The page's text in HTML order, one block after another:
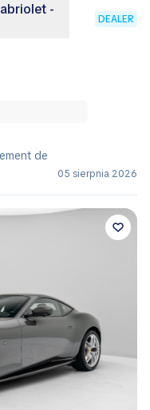
-
DEALER
de
05 sierpnia 2026